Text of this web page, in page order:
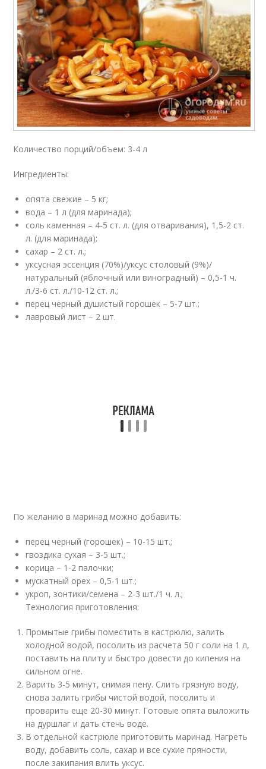
Количество порций/объем: 3-4 л
Ингредиенты:
опята свежие – 5 кг;
вода – 1 л (для маринада);
соль каменная – 4-5 ст. л. (для отваривания), 1,5-2 ст.
л. (для маринада);
сахар – 2 ст. л.;
уксусная эссенция (70%)/уксус столовый (9%)/
натуральный (яблочный или виноградный) – 0,5-1 ч.
л./3-6 ст. л./10-12 ст. л.;
перец черный душистый горошек – 5-7 шт.;
лавровый лист – 2 шт.
По желанию в маринад можно добавить:
перец черный (горошек) – 10-15 шт.;
гвоздика сухая – 3-5 шт.;
корица – 1-2 палочки;
мускатный орех – 0,5-1 шт.;
укроп, зонтики/семена – 2-3 шт./1 ч. л.;
Технология приготовления:
Промытые грибы поместить в кастрюлю, залить
холодной водой, посолить из расчета 50 г соли на 1 л,
поставить на плиту и быстро довести до кипения на
сильном огне.
Варить 3-5 минут, снимая пену. Слить грязную воду,
снова залить грибы чистой водой, посолить и
проварить еще 20-30 минут. Готовые опята выложить
на дуршлаг и дать стечь воде.
В отдельной кастрюле приготовить маринад. Нагреть
воду, добавить соль, сахар и все сухие пряности,
после закипания влить уксус.